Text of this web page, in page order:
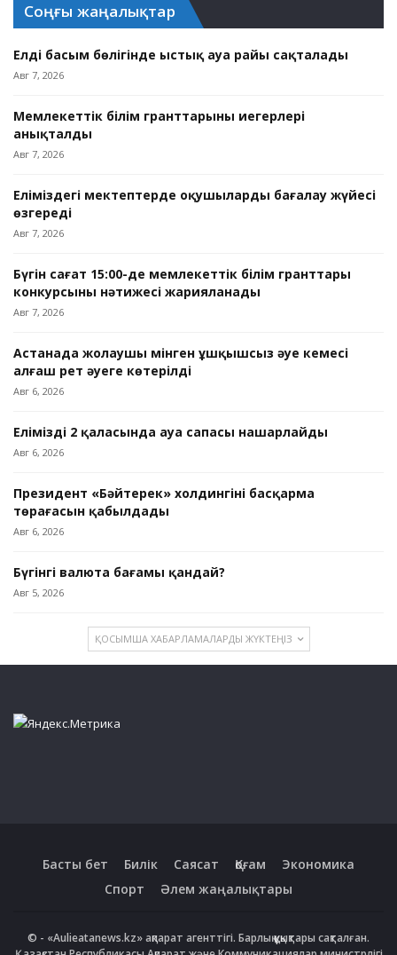
Соңғы жаңалықтар
Елдің басым бөлігінде ыстық ауа райы сақталады
Авг 7, 2026
Мемлекеттік білім гранттарының иегерлері
анықталды
Авг 7, 2026
Еліміздегі мектептерде оқушыларды бағалау жүйесі
өзгереді
Авг 7, 2026
Бүгін сағат 15:00-де мемлекеттік білім гранттары
конкурсының нәтижесі жарияланады
Авг 7, 2026
Астанада жолаушы мінген ұшқышсыз әуе кемесі
алғаш рет әуеге көтерілді
Авг 6, 2026
Еліміздің 2 қаласында ауа сапасы нашарлайды
Авг 6, 2026
Президент «Бәйтерек» холдингінің басқарма
төрағасын қабылдады
Авг 6, 2026
Бүгінгі валюта бағамы қандай?
Авг 5, 2026
ҚОСЫМША ХАБАРЛАМАЛАРДЫ ЖҮКТЕҢІЗ
Басты бет Билік Саясат Қоғам
Экономика
Спорт
Әлем жаңалықтары
© - «Aulieatanews.kz» ақпарат агенттігі. Барлық құқықтары сақталған.